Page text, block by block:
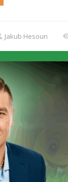
Jakub Hesoun